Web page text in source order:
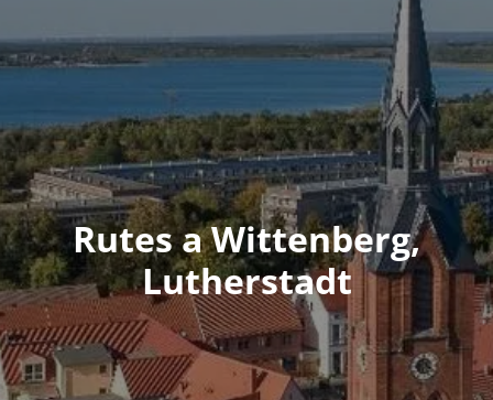
Rutes a Wittenberg,
Lutherstadt